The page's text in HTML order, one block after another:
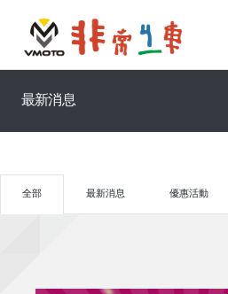
最新消息
全部 最新消息 優惠活動